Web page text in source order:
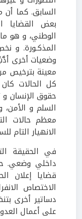
السابق. كما
بعض
الوطني، و هو
المذكـورة. و
وضعيات أخرى
معينة بترخيص
كل الحالات
حقوق الإنسان
السلم و الأمن،
معظم حالات
الانهيار التام
في الحقيقة
داخلي وضعي.
قضايا إعلان
الاختصاص
دساتير أخرى
على أعمال